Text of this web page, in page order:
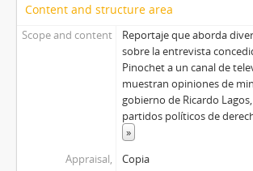
Content and structure area
Scope and content
Reportaje que aborda
sobre la entrevista
Pinochet a un canal de
muestran opiniones de
gobierno de Ricardo
partidos políticos de
»
Appraisal,
Copia